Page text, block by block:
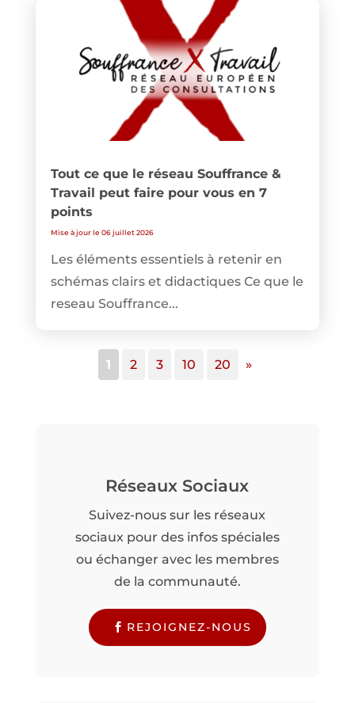
Tout ce que le réseau Souffrance &
Travail peut faire pour vous en 7
points
Mise à jour le 06 juillet 2026
Les éléments essentiels à retenir en
schémas clairs et didactiques Ce que le
reseau Souffrance...
1 2 3 10 20 »
Réseaux Sociaux
Suivez-nous sur les réseaux
sociaux pour des infos spéciales
ou échanger avec les membres
de la communauté.
REJOIGNEZ-NOUS